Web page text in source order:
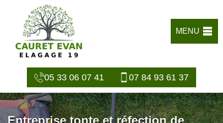
MENU
05 33 06 07 41 07 84 93 61 37
Entreprise tonte et réfection de